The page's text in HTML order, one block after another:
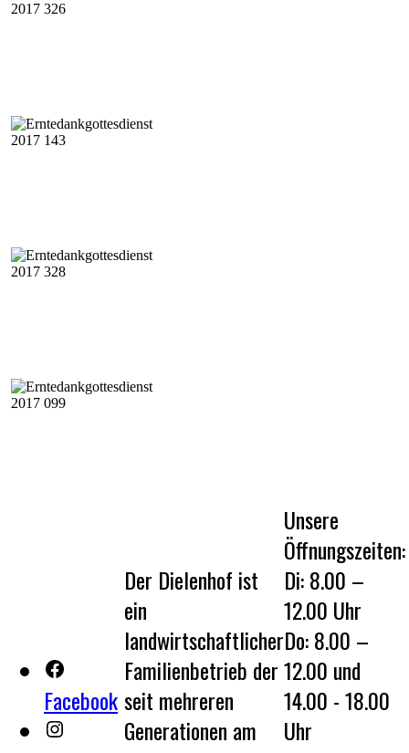
Facebook
Der Dielenhof ist
ein
landwirtschaftlicher
Familienbetrieb der
seit mehreren
Generationen am
Unsere
Öffnungszeiten:
Di: 8.00 –
12.00 Uhr
Do: 8.00 –
12.00 und
14.00 - 18.00
Uhr